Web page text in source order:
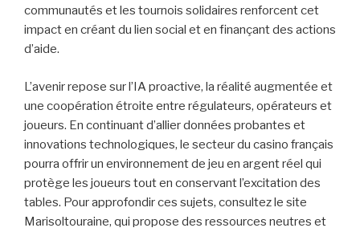
communautés et les tournois solidaires renforcent cet
impact en créant du lien social et en finançant des actions
d’aide.
L’avenir repose sur l’IA proactive, la réalité augmentée et
une coopération étroite entre régulateurs, opérateurs et
joueurs. En continuant d’allier données probantes et
innovations technologiques, le secteur du casino français
pourra offrir un environnement de jeu en argent réel qui
protège les joueurs tout en conservant l’excitation des
tables. Pour approfondir ces sujets, consultez le site
Marisoltouraine, qui propose des ressources neutres et